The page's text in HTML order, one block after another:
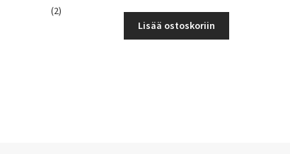
Lisää ostoskoriin
(2)